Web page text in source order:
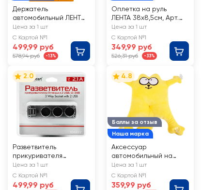
Держатель
автомобильный ЛЕНТА
на присоске, Ар.
221029
Цена за 1 шт
С Картой №1
499,99 руб
578,94 руб -13%
Оплетка на руль
ЛЕНТА 38х8,5см, Арт.
055127
Цена за 1 шт
С Картой №1
349,99 руб
526,31 руб -33%
2.0
Разветвитель
прикуривателя
AUTOSTANDART 2
гнезда, 2хUSB Арт.
104223
Цена за 1 шт
С Картой №1
499,99 руб
Баллы за отзыв
Наша марка
4.8
Аксессуар
автомобильный на
присосках ЛЕНТА Кот,
на стекло, Арт.
1001404
Цена за 1 шт
С Картой №1
359,99 руб